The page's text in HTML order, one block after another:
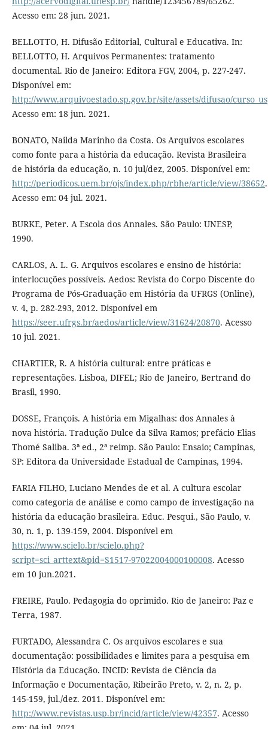
Acesso em: 28 jun. 2021.
BELLOTTO, H. Difusão Editorial, Cultural e Educativa. In:
BELLOTTO, H. Arquivos Permanentes: tratamento
documental. Rio de Janeiro: Editora FGV, 2004, p. 227-247.
Disponível em:
http://www.arquivoestado.sp.gov.br/site/assets/difusao/
Acesso em: 18 jun. 2021.
BONATO, Nailda Marinho da Costa. Os Arquivos escolares
como fonte para a história da educação. Revista Brasileira
de história da educação, n. 10 jul/dez, 2005. Disponível em:
http://periodicos.uem.br/ojs/index.php/rbhe/article/view/38652.
Acesso em: 04 jul. 2021.
BURKE, Peter. A Escola dos Annales. São Paulo: UNESP,
1990.
CARLOS, A. L. G. Arquivos escolares e ensino de história:
interlocuções possíveis. Aedos: Revista do Corpo Discente do
Programa de Pós-Graduação em História da UFRGS (Online),
v. 4, p. 282-293, 2012. Disponível em
https://seer.ufrgs.br/aedos/article/view/31624/20870. Acesso
10 jul. 2021.
CHARTIER, R. A história cultural: entre práticas e
representações. Lisboa, DIFEL; Rio de Janeiro, Bertrand do
Brasil, 1990.
DOSSE, François. A história em Migalhas: dos Annales à
nova história. Tradução Dulce da Silva Ramos; prefácio Elias
Thomé Saliba. 3ª ed., 2ª reimp. São Paulo: Ensaio; Campinas,
SP: Editora da Universidade Estadual de Campinas, 1994.
FARIA FILHO, Luciano Mendes de et al. A cultura escolar
como categoria de análise e como campo de investigação na
história da educação brasileira. Educ. Pesqui., São Paulo, v.
30, n. 1, p. 139-159, 2004. Disponível em
https://www.scielo.br/scielo.php?
script=sci_arttext&pid=S1517-97022004000100008. Acesso
em 10 jun.2021.
FREIRE, Paulo. Pedagogia do oprimido. Rio de Janeiro: Paz e
Terra, 1987.
FURTADO, Alessandra C. Os arquivos escolares e sua
documentação: possibilidades e limites para a pesquisa em
História da Educação. INCID: Revista de Ciência da
Informação e Documentação, Ribeirão Preto, v. 2, n. 2, p.
145-159, jul./dez. 2011. Disponível em:
http://www.revistas.usp.br/incid/article/view/42357. Acesso